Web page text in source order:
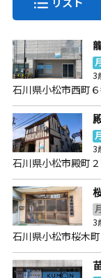
3
石川県小松市西町
3
石川県小松市殿町
3
石川県小松市桜木